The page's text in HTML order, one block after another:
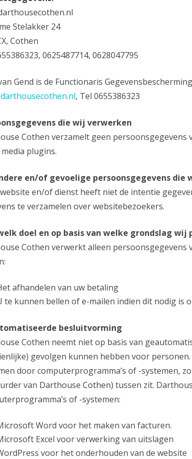
Stelakker 24
Cothen
0625487714, 0628047795
Gend is de Functionaris
, Tel 0655386323
die wij verwerken
Cothen verzamelt geen persoonsgegevens
plugins.
en/of gevoelige persoonsgegevens die
en/of dienst heeft niet de intentie
te verzamelen over websitebezoekers.
doel en op basis van welke grondslag wij
Cothen verwerkt alleen persoonsgegevens
afhandelen van uw betaling
te kunnen bellen of e-mailen indien dit nodig is
besluitvorming
Cothen neemt niet op basis van
gevolgen kunnen hebben voor
door computerprogramma’s of -systemen,
van Darthouse Cothen) tussen zit.
of -systemen:
Word voor het maken van facturen.
Excel voor verwerking van uitslagen
voor het onderhouden van de website